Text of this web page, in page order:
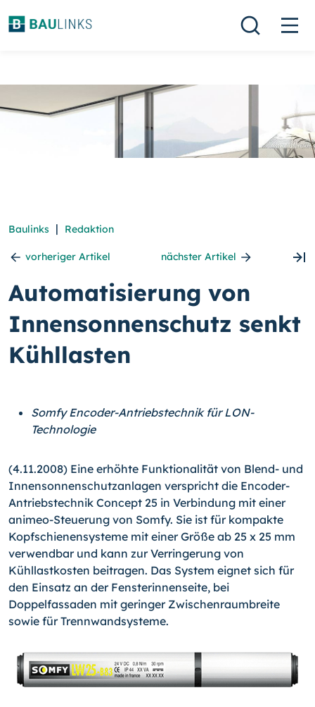
Baulinks | Redaktion
vorheriger Artikel nächster Artikel
Automatisierung von
Innensonnenschutz senkt
Kühllasten
Somfy Encoder-Antriebstechnik für LON-
Technologie
(4.11.2008) Eine erhöhte Funktionalität von Blend- und
Innensonnenschutzanlagen verspricht die Encoder-
Antriebstechnik Concept 25 in Verbindung mit einer
animeo-Steuerung von Somfy. Sie ist für kompakte
Kopfschienensysteme mit einer Größe ab 25 x 25 mm
verwendbar und kann zur Verringerung von
Kühllastkosten beitragen. Das System eignet sich für
den Einsatz an der Fensterinnenseite, bei
Doppelfassaden mit geringer Zwischenraumbreite
sowie für Trennwandsysteme.